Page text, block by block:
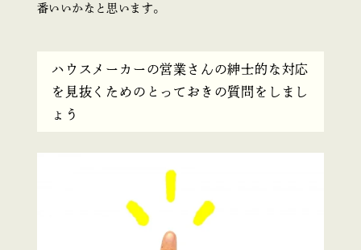
番いいかなと思います。
ハウスメーカーの営業さんの紳士的な対応
を見抜くためのとっておきの質問をしまし
ょう